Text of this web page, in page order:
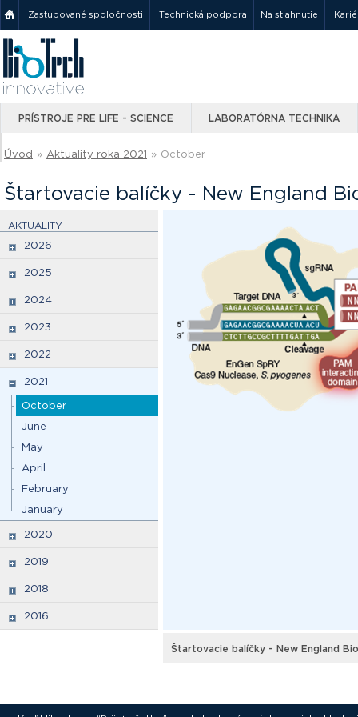
Zastupované spoločnosti Technická podpora Na stiahnutie
PRÍSTROJE PRE LIFE - SCIENCE LABORATÓRNA TECHNIKA
Úvod » Aktuality roka 2021 » October
Štartovacie balíčky - New England
AKTUALITY
2026
2025
2024
2023
2022
2021
October
June
May
April
February
January
2020
2019
2018
2016
Štartovacie balíčky - New England